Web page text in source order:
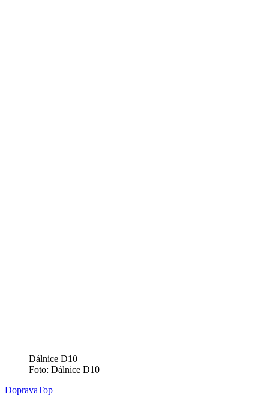
Dálnice D10
Foto: Dálnice D10
DopravaTop